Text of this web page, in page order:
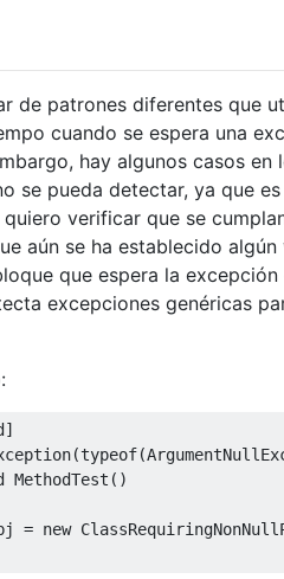
de patrones diferentes que
cuando se espera una
hay algunos casos
se pueda detectar, ya que
verificar que se
aún se ha establecido
que espera la
excepciones genéricas
]
(typeof(
MethodTest ()
= new